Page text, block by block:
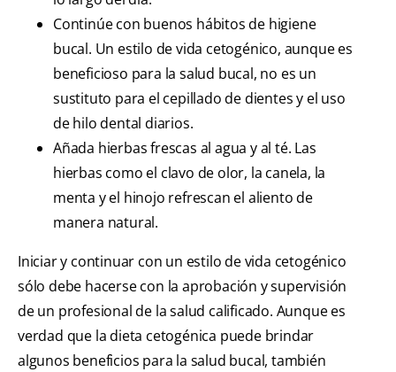
Continúe con buenos hábitos de higiene
bucal. Un estilo de vida cetogénico, aunque es
beneficioso para la salud bucal, no es un
sustituto para el cepillado de dientes y el uso
de hilo dental diarios.
Añada hierbas frescas al agua y al té. Las
hierbas como el clavo de olor, la canela, la
menta y el hinojo refrescan el aliento de
manera natural.
Iniciar y continuar con un estilo de vida cetogénico
sólo debe hacerse con la aprobación y supervisión
de un profesional de la salud calificado. Aunque es
verdad que la dieta cetogénica puede brindar
algunos beneficios para la salud bucal, también